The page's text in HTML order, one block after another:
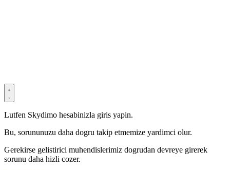
Lutfen Skydimo hesabinizla giris yapin.
Bu, sorununuzu daha dogru takip etmemize yardimci olur.
Gerekirse gelistirici muhendislerimiz dogrudan devreye girerek
sorunu daha hizli cozer.